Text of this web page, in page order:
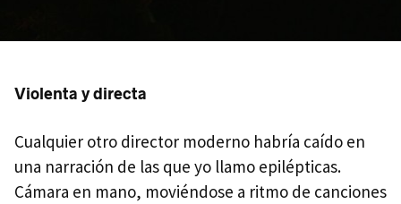
Violenta y directa
Cualquier otro director moderno habría caído en
una narración de las que yo llamo epilépticas.
Cámara en mano, moviéndose a ritmo de canciones